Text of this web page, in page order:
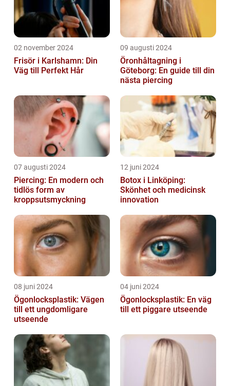
02 november 2024
Frisör i Karlshamn: Din
Väg till Perfekt Hår
09 augusti 2024
Öronhåltagning i
Göteborg: En guide till din
nästa piercing
07 augusti 2024
Piercing: En modern och
tidlös form av
kroppsutsmyckning
12 juni 2024
Botox i Linköping:
Skönhet och medicinsk
innovation
08 juni 2024
Ögonlocksplastik: Vägen
till ett ungdomligare
utseende
04 juni 2024
Ögonlocksplastik: En väg
till ett piggare utseende